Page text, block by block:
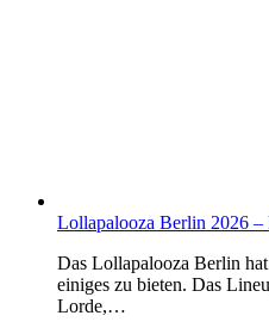
Lollapalooza Berlin 2026 –
Das Lollapalooza Berlin
einiges zu bieten. Das
Lorde,…